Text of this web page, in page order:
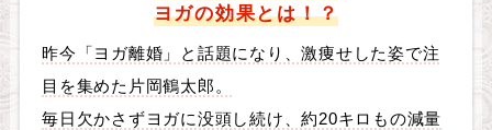
ヨガの効果とは！？
昨今「ヨガ離婚」と話題になり、激痩せした姿で注
目を集めた片岡鶴太郎。
毎日欠かさずヨガに没頭し続け、約20キロもの減量